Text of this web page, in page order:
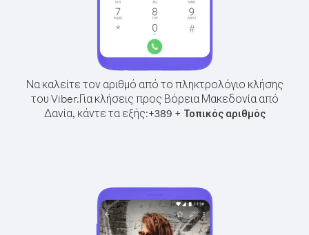
Να καλείτε τον αριθμό από το πληκτρολόγιο κλήσης
του Viber.Για κλήσεις προς Βόρεια Μακεδονία από
Δανία, κάντε τα εξής:+389 + Τοπικός αριθμός